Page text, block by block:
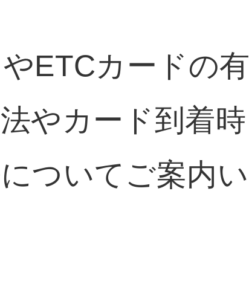
ETCカードの有
やカード到着時
ついてご案内い